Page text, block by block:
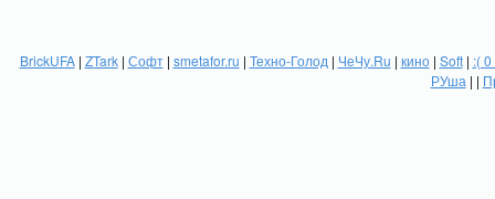
BrickUFA| ZTark| Софт| smetafor.ru | Техно-Голод | ЧеЧу.Ru | кино| Soft| :(
РУша | |